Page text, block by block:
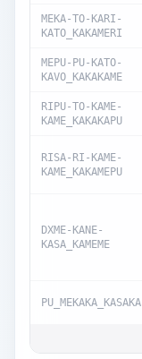
MEKA-TO-KARI-
KATO_KAKAMERI
MEPU-PU-KATO-
KAVO_KAKAKAME
RIPU-TO-KAME-
KAME_KAKAKAPU
RISA-RI-KAME-
KAME_KAKAMEPU
DXME-KANE-
KASA_KAMEME
PU_MEKAKA_KASAKA